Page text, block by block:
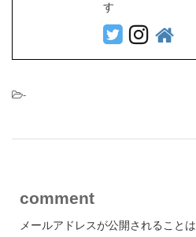
す
-
comment
メールアドレスが公開されることは